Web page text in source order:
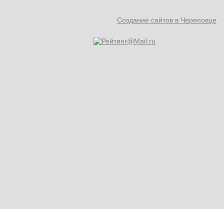
Создание сайтов в Череповце